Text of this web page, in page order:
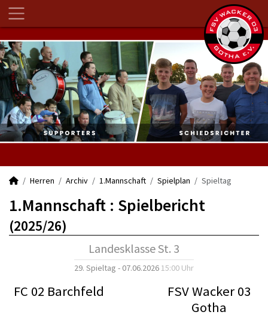
Herren Archiv 1.Mannschaft Spielplan Spieltag
1.Mannschaft : Spielbericht
(2025/26)
Landesklasse St. 3
29. Spieltag - 07.06.2026 15:00 Uhr
FC 02 Barchfeld
FSV Wacker 03
Gotha